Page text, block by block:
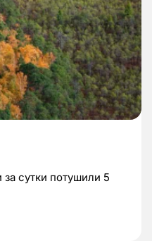
сутки потушили 5